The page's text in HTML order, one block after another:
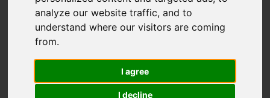
analyze our website traffic, and to
understand where our visitors are coming
from.
I agree
I decline